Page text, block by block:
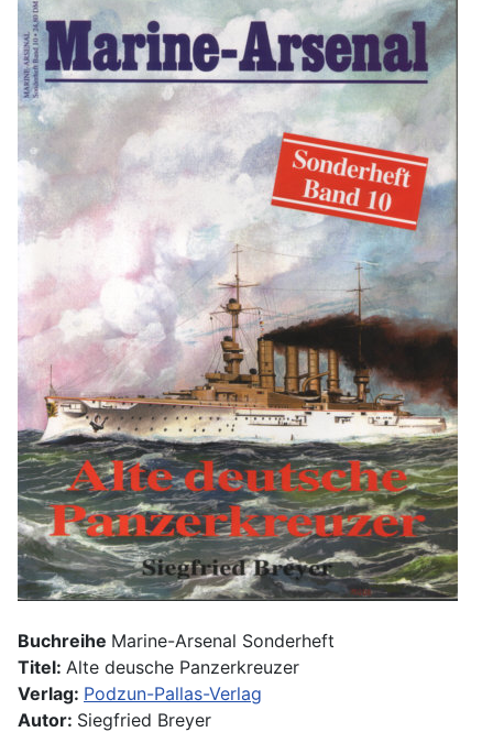
Buchreihe Marine-Arsenal Sonderheft
Titel: Alte deusche Panzerkreuzer
Verlag: Podzun-Pallas-Verlag
Autor: Siegfried Breyer